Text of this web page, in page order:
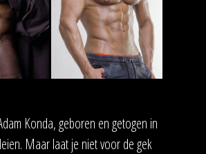
Konda, geboren en getogen in
Maar laat je niet voor de gek